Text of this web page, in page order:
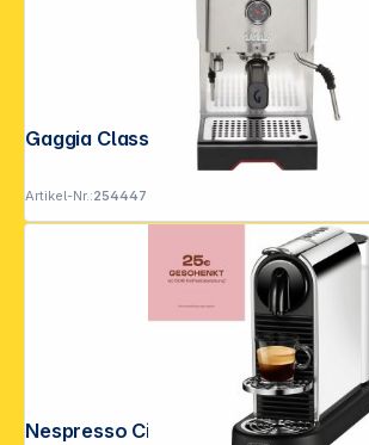
Gaggia Classic GT Inox EG3500/10
Artikel-Nr.:254447
Nespresso Citiz EN
Copyright © 2001 - 2026 DGH - Alle